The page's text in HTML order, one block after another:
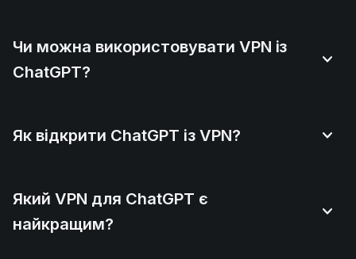
Чи можна використовувати VPN із
ChatGPT?
Як відкрити ChatGPT із VPN?
Який VPN для ChatGPT є
найкращим?